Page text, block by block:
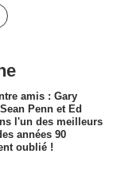
amis : Gary
Penn et Ed
l'un des meilleurs
années 90
oublié !